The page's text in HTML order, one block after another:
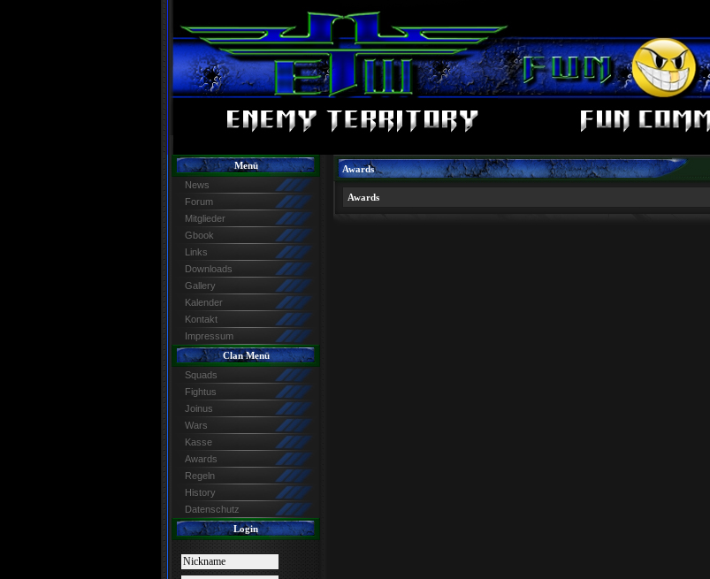
Menü
News
Forum
Mitglieder
Gbook
Links
Downloads
Gallery
Kalender
Kontakt
Impressum
Clan Menü
Squads
Fightus
Joinus
Wars
Kasse
Awards
Regeln
History
Datenschutz
Login
Awards
Awards